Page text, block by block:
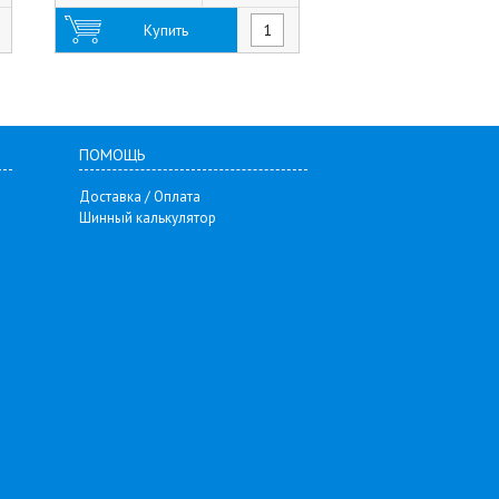
Купить
ПОМОЩЬ
Доставка / Оплата
Шинный калькулятор